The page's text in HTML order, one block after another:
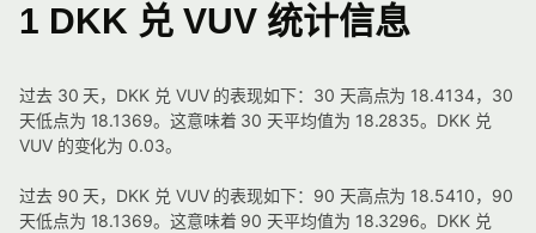
1 DKK 兑 VUV 统计信息
过去 30 天，DKK 兑 VUV 的表现如下：30 天高点为 18.4134，30
天低点为 18.1369。这意味着 30 天平均值为 18.2835。DKK 兑
VUV 的变化为 0.03。
过去 90 天，DKK 兑 VUV 的表现如下：90 天高点为 18.5410，90
天低点为 18.1369。这意味着 90 天平均值为 18.3296。DKK 兑